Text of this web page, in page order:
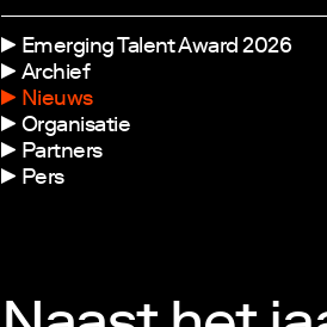
Emerging Talent Award 2026
Archief
Nieuws
Organisatie
Partners
Pers